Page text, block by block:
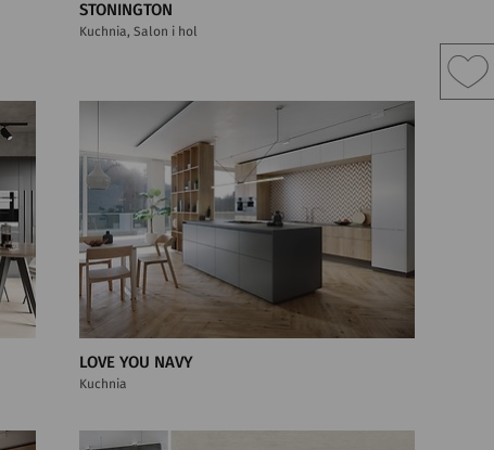
STONINGTON
Kuchnia, Salon i hol
LOVE YOU NAVY
Kuchnia